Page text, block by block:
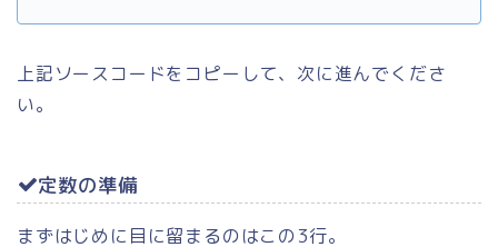
上記ソースコードをコピーして、次に進んでくださ
い。
定数の準備
まずはじめに目に留まるのはこの3行。